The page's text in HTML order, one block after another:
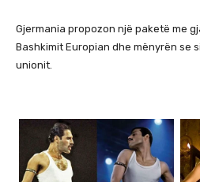
Gjermania propozon një paketë me
Bashkimit Europian dhe mënyrën se
unionit.